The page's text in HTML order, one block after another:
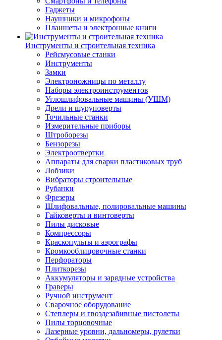
Гаджеты
Наушники и микрофоны
Планшеты и электронные книги
Инструменты и строительная техника
Рейсмусовые станки
Инструменты
Замки
Электроножницы по металлу
Наборы электроинструментов
Углошлифовальные машины (УШМ)
Дрели и шуруповерты
Точильные станки
Измерительные приборы
Штроборезы
Бензорезы
Электроотвертки
Аппараты для сварки пластиковых труб
Лобзики
Вибраторы строительные
Рубанки
Фрезеры
Шлифовальные, полировальные машины
Гайковерты и винтоверты
Пилы дисковые
Компрессоры
Краскопульты и аэрографы
Кромкооблицовочные станки
Перфораторы
Плиткорезы
Аккумуляторы и зарядные устройства
Граверы
Ручной инструмент
Сварочное оборудование
Степлеры и гвоздезабивные пистолеты
Пилы торцовочные
Лазерные уровни, дальномеры, рулетки